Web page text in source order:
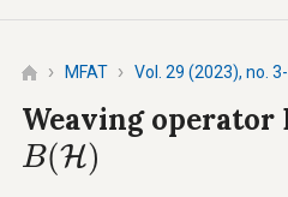
MFAT Vol. 29 (2023), no.
Weaving operator
B(H)
B(H)